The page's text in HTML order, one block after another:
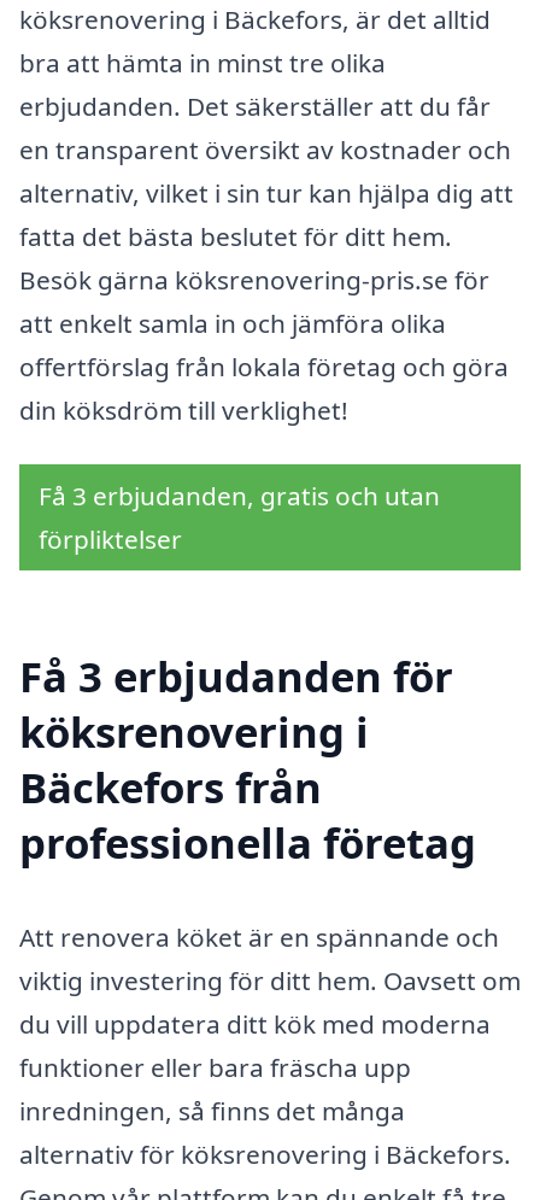
köksrenovering i Bäckefors, är det alltid
bra att hämta in minst tre olika
erbjudanden. Det säkerställer att du får
en transparent översikt av kostnader och
alternativ, vilket i sin tur kan hjälpa dig att
fatta det bästa beslutet för ditt hem.
Besök gärna köksrenovering-pris.se för
att enkelt samla in och jämföra olika
offertförslag från lokala företag och göra
din köksdröm till verklighet!
Få 3 erbjudanden, gratis och utan
förpliktelser
Få 3 erbjudanden för
köksrenovering i
Bäckefors från
professionella företag
Att renovera köket är en spännande och
viktig investering för ditt hem. Oavsett om
du vill uppdatera ditt kök med moderna
funktioner eller bara fräscha upp
inredningen, så finns det många
alternativ för köksrenovering i Bäckefors.